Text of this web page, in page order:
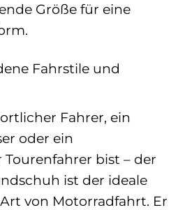
Größe für eine
Fahrstile und
Fahrer, ein
oder ein
bist – der
ist der ideale
von Motorradfahrt. Er